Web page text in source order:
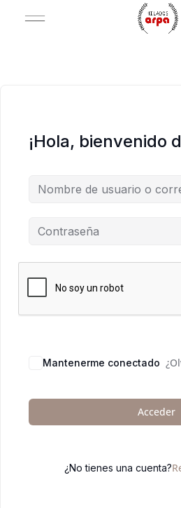
¡Hola, bienvenido
Mantenerme conectado
Acceder
¿No tienes una cuenta?